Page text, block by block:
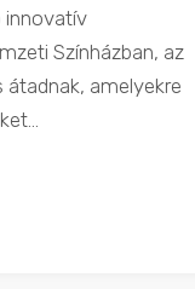
innovatív
Színházban, az
átadnak, amelyekre